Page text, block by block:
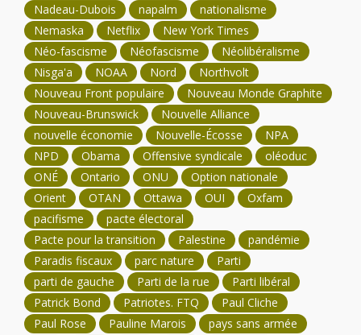
Nadeau-Dubois
napalm
nationalisme
Nemaska
Netflix
New York Times
Néo-fascisme
Néofascisme
Néolibéralisme
Nisga'a
NOAA Nord
Northvolt
Nouveau Front populaire
Nouveau Monde Graphite
Nouveau-Brunswick
Nouvelle Alliance
nouvelle économie
Nouvelle-Écosse
NPA
NPD
Obama Offensive syndicale
oléoduc
ONÉ
Ontario ONU
Option nationale
Orient
OTAN Ottawa OUI
Oxfam
pacifisme
pacte électoral
Pacte pour la transition
Palestine
pandémie
Paradis fiscaux
parc nature
Parti
parti de gauche
Parti de la rue
Parti libéral
Patrick Bond
Patriotes. FTQ
Paul Cliche
Paul Rose
Pauline Marois
pays sans armée